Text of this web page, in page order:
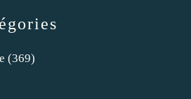
(369)